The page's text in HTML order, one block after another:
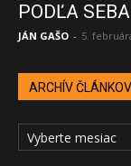
PODĽA
JÁN GAŠO - 5.
ARCHÍV ČLÁNKOV
ARCHÍV
ČLÁNKOV